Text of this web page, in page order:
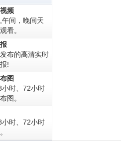
频
间，晚间天
看。
布的高清实时
!
图
时、72小时
图。
时、72小时